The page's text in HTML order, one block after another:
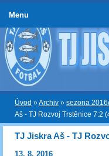
Úvod »Archiv » sezona
Aš - TJ Rozvoj Trstěnice 7:2
TJ Jiskra Aš - TJ
13. 8. 2016
Menu